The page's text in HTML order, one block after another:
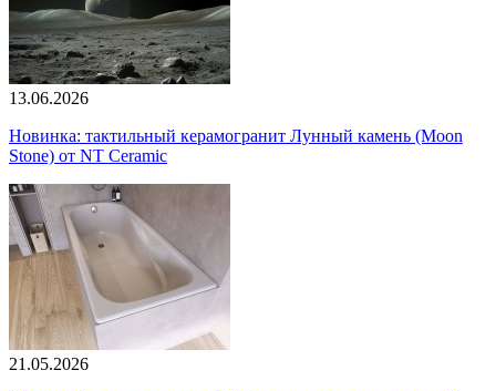
13.06.2026
Новинка: тактильный керамогранит Лунный камень (Moon
Stone) от NT Ceramic
21.05.2026